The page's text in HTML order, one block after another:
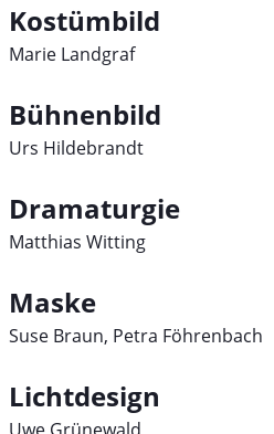
Kostümbild
Marie Landgraf
Bühnenbild
Urs Hildebrandt
Dramaturgie
Matthias Witting
Maske
Suse Braun, Petra Föhrenbach
Lichtdesign